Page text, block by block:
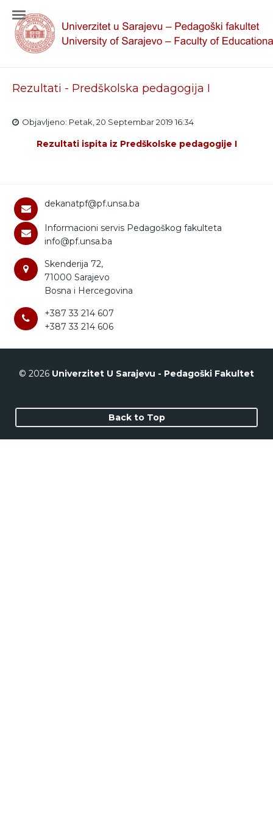
Rezultati - Predškolska pedagogija I
Objavljeno: Petak, 20 Septembar 2019 16:34
Rezultati ispita iz Predškolske pedagogije I
dekanatpf@pf.unsa.ba
Informacioni servis Pedagoškog fakulteta
info@pf.unsa.ba
Skenderija 72,
71000 Sarajevo
Bosna i Hercegovina
+387 33 214 607
+387 33 214 606
© 2026 Univerzitet U Sarajevu - Pedagoški Fakultet
Back to Top